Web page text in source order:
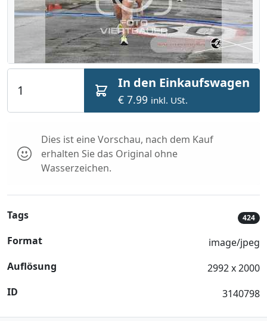
In den Einkaufswagen
€ 7.99 inkl. USt.
Dies ist eine Vorschau, nach dem Kauf
erhalten Sie das Original ohne
Wasserzeichen.
Tags 424
Format
image/jpeg
Auflösung
2992 x 2000
ID
3140798